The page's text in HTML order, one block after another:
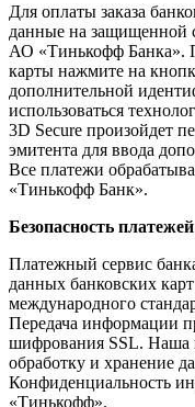
Для оплаты заказа
данные на защищенной
АО «Тинькофф Банка».
карты нажмите на
дополнительной
использоваться
3D Secure произойдет
эмитента для ввода
Все платежи
«Тинькофф Банк».
Безопасность
Платежный сервис
данных банковских
международного
Передача информации
шифрования SSL. Наша
обработку и хранение
Конфиденциальность
«Тинькофф».